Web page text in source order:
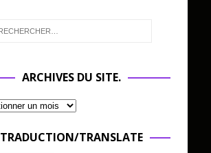
ARCHIVES DU SITE.
TRADUCTION/TRANSLATE